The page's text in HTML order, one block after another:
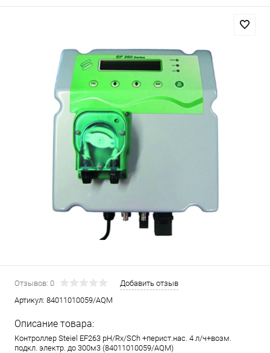
Отзывов: 0
Добавить отзыв
Артикул: 84011010059/AQM
Описание товара:
Контроллер Steiel EF263 pH/Rx/SСh +перист.нас. 4 л/ч+возм.
подкл. электр. до 300м3 (84011010059/AQM)